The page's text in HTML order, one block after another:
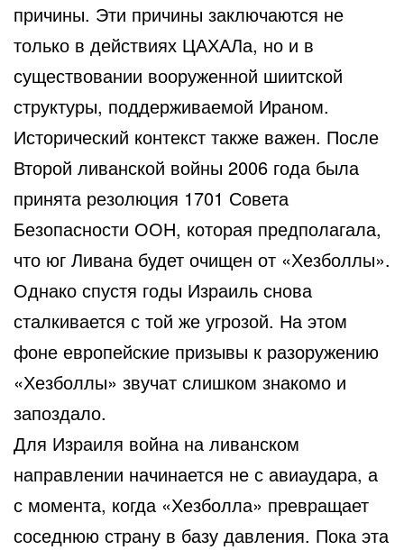
причины. Эти причины заключаются не
только в действиях ЦАХАЛа, но и в
существовании вооруженной шиитской
структуры, поддерживаемой Ираном.
Исторический контекст также важен. После
Второй ливанской войны 2006 года была
принята резолюция 1701 Совета
Безопасности ООН, которая предполагала,
что юг Ливана будет очищен от «Хезболлы».
Однако спустя годы Израиль снова
сталкивается с той же угрозой. На этом
фоне европейские призывы к разоружению
«Хезболлы» звучат слишком знакомо и
запоздало.
Для Израиля война на ливанском
направлении начинается не с авиаудара, а
с момента, когда «Хезболла» превращает
соседнюю страну в базу давления. Пока эта